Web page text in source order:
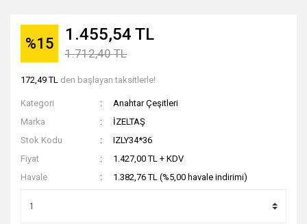
%15 1.455,54 TL
1.712,40 TL
172,49 TL den başlayan taksitlerle!
Kategori
Anahtar Çeşitleri
Marka
İZELTAŞ
Stok Kodu
IZLY34*36
Fiyat
1.427,00 TL + KDV
Havale
1.382,76 TL (%5,00 havale indirimi)